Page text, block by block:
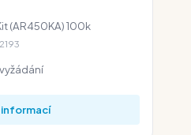
(AR450KA) 100k